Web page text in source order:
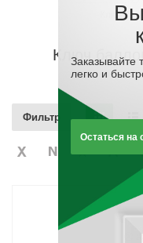
Ключ
Ключ
Фильтр
Заказывайте
легко и
Остаться на